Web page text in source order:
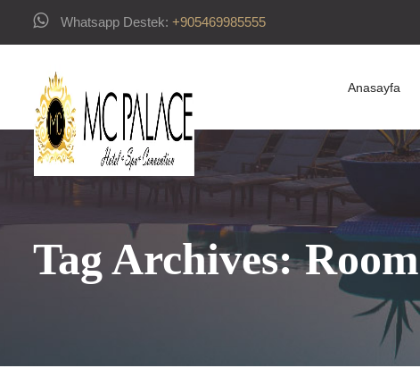
Whatsapp Destek: ‪+905469985555‬
Anasayfa
Tag Archives: Room